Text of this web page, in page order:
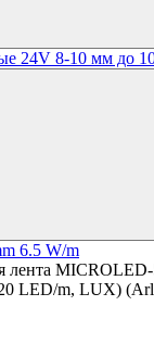
24V 8-10 мм до
6.5 W/m
лента
LED/m, LUX)